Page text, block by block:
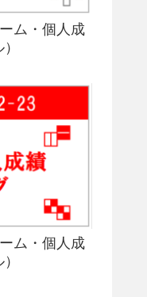
ム・個人成
ム・個人成